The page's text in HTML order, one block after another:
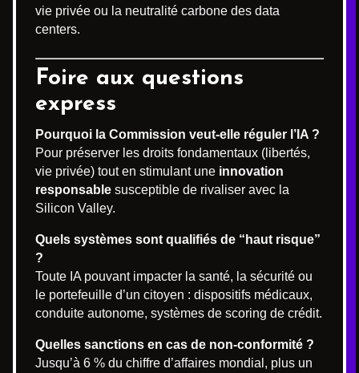
vie privée ou la neutralité carbone des data
centers.
Foire aux questions
express
Pourquoi la Commission veut-elle réguler l’IA ?
Pour préserver les droits fondamentaux (libertés,
vie privée) tout en stimulant une innovation
responsable susceptible de rivaliser avec la
Silicon Valley.
Quels systèmes sont qualifiés de “haut risque”
?
Toute IA pouvant impacter la santé, la sécurité ou
le portefeuille d’un citoyen : dispositifs médicaux,
conduite autonome, systèmes de scoring de crédit.
Quelles sanctions en cas de non-conformité ?
Jusqu’à 6 % du chiffre d’affaires mondial, plus un